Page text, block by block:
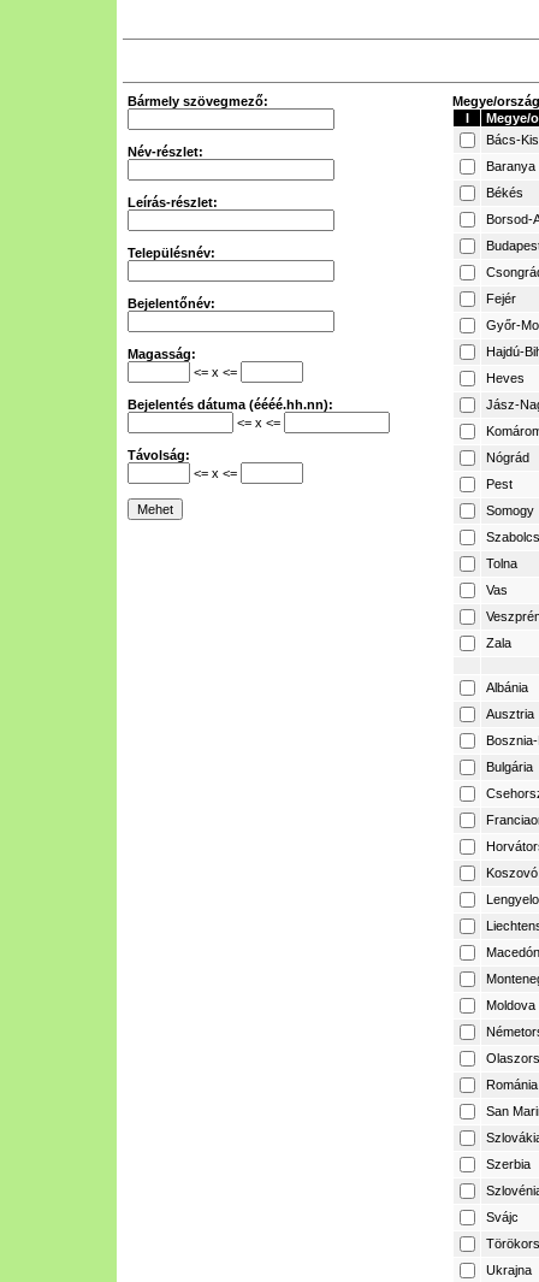
Bármely szövegmező:
Név-részlet:
Leírás-részlet:
Településnév:
Bejelentőnév:
Magasság:
<= x <=
Bejelentés dátuma (éééé.hh.nn):
<= x <=
Távolság:
<= x <=
Megye/
I
Megye/
Bács-
Baranya
Békés
Borsod-
Fejér
Győr-
Hajdú-
Heves
Jász-
Nógrád
Pest
Somogy
Tolna
Vas
Zala
Albánia
Ausztria
Bulgária
Koszovó
Moldova
Románia
San
Szerbia
Svájc
Ukrajna